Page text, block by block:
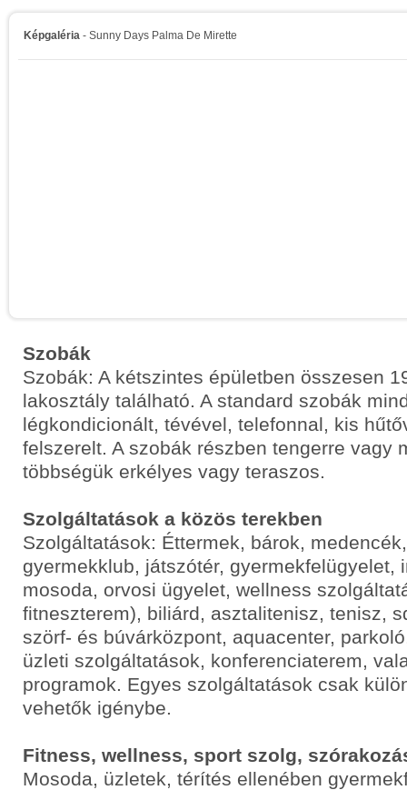
Képgaléria - Sunny Days Palma De Mirette
Szobák
Szobák: A kétszintes épületben összesen
lakosztály található. A standard szobák
légkondicionált, tévével, telefonnal, kis
felszerelt. A szobák részben tengerre vagy
többségük erkélyes vagy teraszos.
Szolgáltatások a közös terekben
Szolgáltatások: Éttermek, bárok,
gyermekklub, játszótér, gyermekfelügyelet,
mosoda, orvosi ügyelet, wellness
fitneszterem), biliárd, asztalitenisz, tenisz,
szörf- és búvárközpont, aquacenter,
üzleti szolgáltatások, konferenciaterem,
programok. Egyes szolgáltatások csak
vehetők igénybe.
Fitness, wellness, sport szolg,
Mosoda, üzletek, térítés ellenében